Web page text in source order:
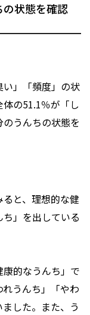
状態を確認
」「頻度」の状
の51.1％が「し
うんちの状態を
と、理想的な健
」を出している
的なうんち」で
うんち」「やわ
した。また、う